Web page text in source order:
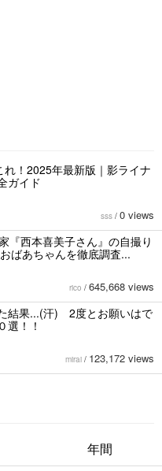
れ！2025年最新版｜影ライナ
ガイド
sss / 0 views
『西本喜美子さん』の自撮り
ばあちゃんを徹底調査...
rico / 645,668 views
結果...(汗) 2度とお願いはで
選！！
mirai / 123,172 views
年間